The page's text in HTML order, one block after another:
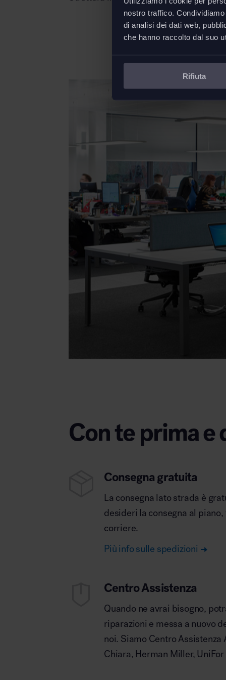
nostro traffico.
di analisi dei dati web,
che hanno raccolto dal suo
Rifiuta
Con te prima
Consegna gratuita
La consegna lato strada è
desideri la consegna al
corriere.
Più info sulle spedizioni
Centro Assistenza
Quando ne avrai bisogno,
riparazioni e messa a nuovo
noi. Siamo Centro
Chiara, Herman Miller, UniFor